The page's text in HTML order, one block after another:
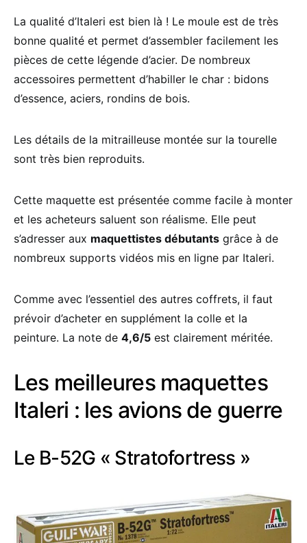
La qualité d’Italeri est bien là ! Le moule est de très
bonne qualité et permet d’assembler facilement les
pièces de cette légende d’acier. De nombreux
accessoires permettent d’habiller le char : bidons
d’essence, aciers, rondins de bois.
Les détails de la mitrailleuse montée sur la tourelle
sont très bien reproduits.
Cette maquette est présentée comme facile à monter
et les acheteurs saluent son réalisme. Elle peut
s’adresser aux maquettistes débutants grâce à de
nombreux supports vidéos mis en ligne par Italeri.
Comme avec l’essentiel des autres coffrets, il faut
prévoir d’acheter en supplément la colle et la
peinture. La note de 4,6/5 est clairement méritée.
Les meilleures maquettes
Italeri : les avions de guerre
Le B-52G « Stratofortress »